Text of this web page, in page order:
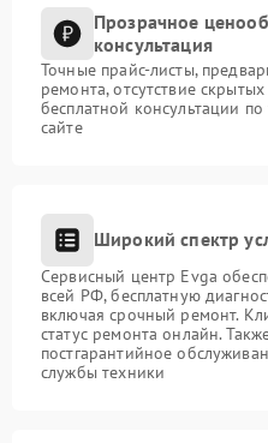
Прозрачное
консультация
Точные прайс-листы,
ремонта, отсутствие
бесплатной консультации
сайте
Широкий спектр
Сервисный центр Evga
всей РФ, бесплатную
включая срочный ремонт.
статус ремонта онлайн.
постгарантийное
службы техники